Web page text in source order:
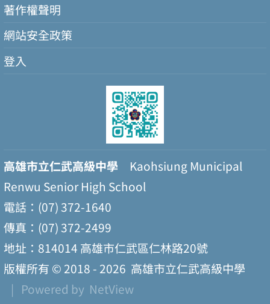
著作權聲明
網站安全政策
登入
高雄市立仁武高級中學 Kaohsiung Municipal
Renwu Senior High School
電話：(07) 372-1640
傳真：(07) 372-2499
地址：814014 高雄市仁武區仁林路20號
版權所有 © 2018 - 2026 高雄市立仁武高級中學
| Powered by NetView